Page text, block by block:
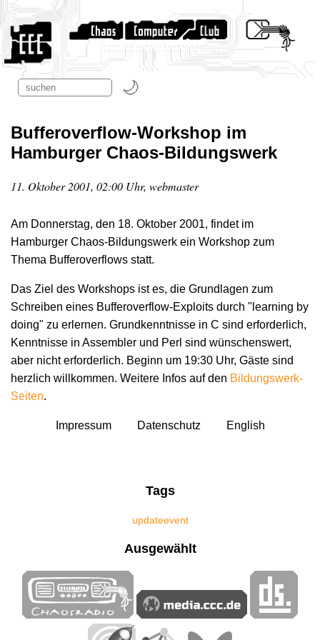
Bufferoverflow-Workshop im
Hamburger Chaos-Bildungswerk
11. Oktober 2001, 02:00 Uhr, webmaster
Am Donnerstag, den 18. Oktober 2001, findet im
Hamburger Chaos-Bildungswerk ein Workshop zum
Thema Bufferoverflows statt.
Das Ziel des Workshops ist es, die Grundlagen zum
Schreiben eines Bufferoverflow-Exploits durch "learning by
doing" zu erlernen. Grundkenntnisse in C sind erforderlich,
Kenntnisse in Assembler und Perl sind wünschenswert,
aber nicht erforderlich. Beginn um 19:30 Uhr, Gäste sind
herzlich willkommen. Weitere Infos auf den Bildungswerk-
Seiten.
Impressum Datenschutz English
Tags
updateevent
Ausgewählt